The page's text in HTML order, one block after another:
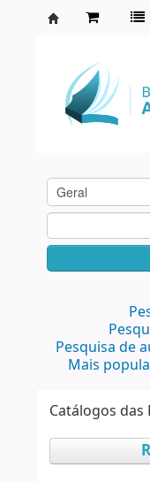
Agamenon
Magalhães
Pesquisa de
Mais
Catálogos